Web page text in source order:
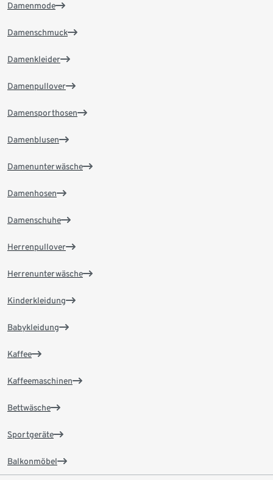
Damenmode
Damenschmuck
Damenkleider
Damenpullover
Damensporthosen
Damenblusen
Damenunterwäsche
Damenhosen
Damenschuhe
Herrenpullover
Herrenunterwäsche
Kinderkleidung
Babykleidung
Kaffee
Kaffeemaschinen
Bettwäsche
Sportgeräte
Balkonmöbel